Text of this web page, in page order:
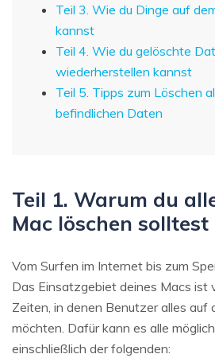
Teil 3. Wie du Dinge auf
kannst
Teil 4. Wie du gelöschte
wiederherstellen kannst
Teil 5. Tipps zum Löschen
befindlichen Daten
Teil 1. Warum du
Mac löschen solltest
Vom Surfen im Internet bis zum
Das Einsatzgebiet deines Macs ist
Zeiten, in denen Benutzer alles auf
möchten. Dafür kann es alle
einschließlich der folgenden: